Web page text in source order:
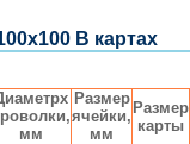
В картах
мм
Размер
ячейки,
мм
Размер
карты